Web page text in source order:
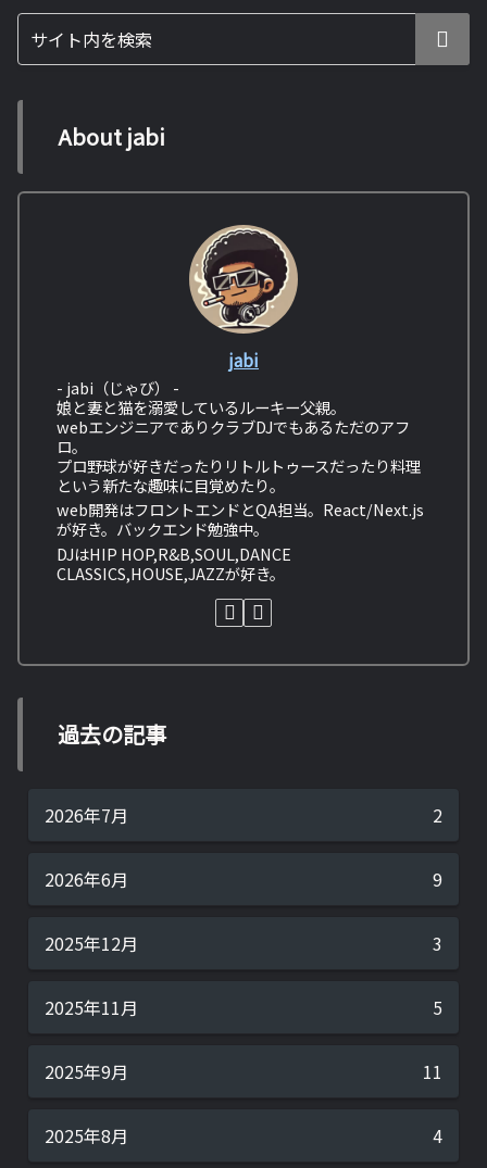
About jabi
jabi
- jabi（じゃび） -
娘と妻と猫を溺愛しているルーキー父親。
webエンジニアでありクラブDJでもあるただのアフ
ロ。
プロ野球が好きだったりリトルトゥースだったり料理
という新たな趣味に目覚めたり。
web開発はフロントエンドとQA担当。React/Next.js
が好き。バックエンド勉強中。
DJはHIP HOP,R&B,SOUL,DANCE
CLASSICS,HOUSE,JAZZが好き。
過去の記事
2026年7月 2
2026年6月 9
2025年12月 3
2025年11月 5
2025年9月 11
2025年8月 4